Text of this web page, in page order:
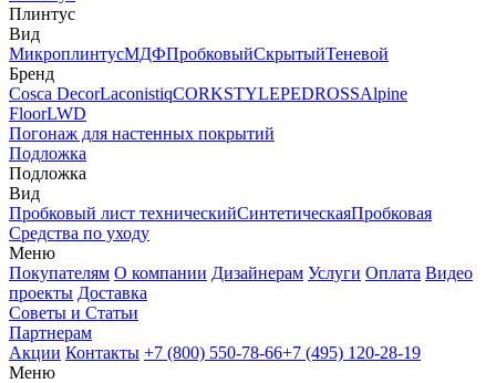
Плинтус
Вид
МикроплинтусМДФПробковыйСкрытыйТеневой
Бренд
Cosca DecorLaconistiqCORKSTYLEPEDROSSAlpine
FloorLWD
Погонаж для настенных покрытий
Подложка
Подложка
Вид
Пробковый лист техническийСинтетическаяПробковая
Средства по уходу
Меню
Покупателям О компании Дизайнерам Услуги Оплата Видео
проекты Доставка
Советы и Статьи
Партнерам
Акции Контакты +7 (800) 550-78-66+7 (495) 120-28-19
Меню